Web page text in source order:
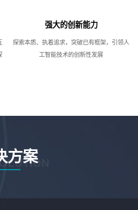
强大的创新能力
探索本质、执着追求，突破已有框架，引领人
工智能技术的创新性发展
方案